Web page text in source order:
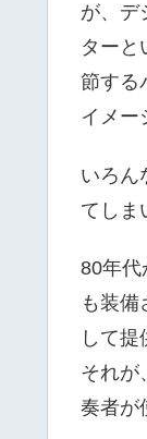
が、デ
ターと
節する
イメー
いろん
てしま
80年代
も装
して提
それが
奏者が